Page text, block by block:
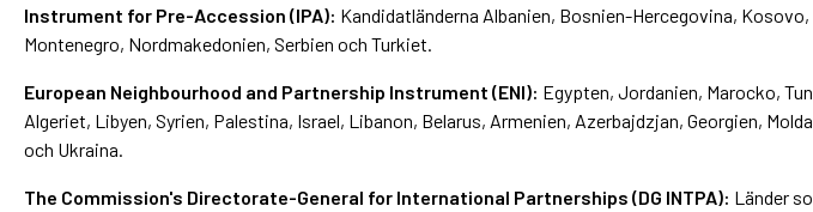
Instrument for Pre-Accession (IPA): Kandidatländerna Albanien, Bosnien-Hercegovina, Kosovo,
Montenegro, Nordmakedonien, Serbien och Turkiet.
European Neighbourhood and Partnership Instrument (ENI): Egypten, Jordanien, Marocko,
Algeriet, Libyen, Syrien, Palestina, Israel, Libanon, Belarus, Armenien, Azerbajdzjan, Georgien,
och Ukraina.
The Commission's Directorate-General for International Partnerships (DG INTPA): Länder